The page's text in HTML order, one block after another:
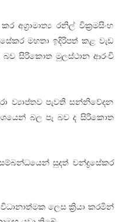
රනිල් වික්‍රමසිංහ
මහතා ඉදිරිපත් කළ වැඩ
සිරිකොත මුලස්ථාන ආරංචි
ව්‍යාප්තව පැවති සන්නිවේදන
බල පෑ බව ද සිරිකොත
සුදත් චන්ද්‍රසේකර
ලෙස ක්‍රියා කරමින්